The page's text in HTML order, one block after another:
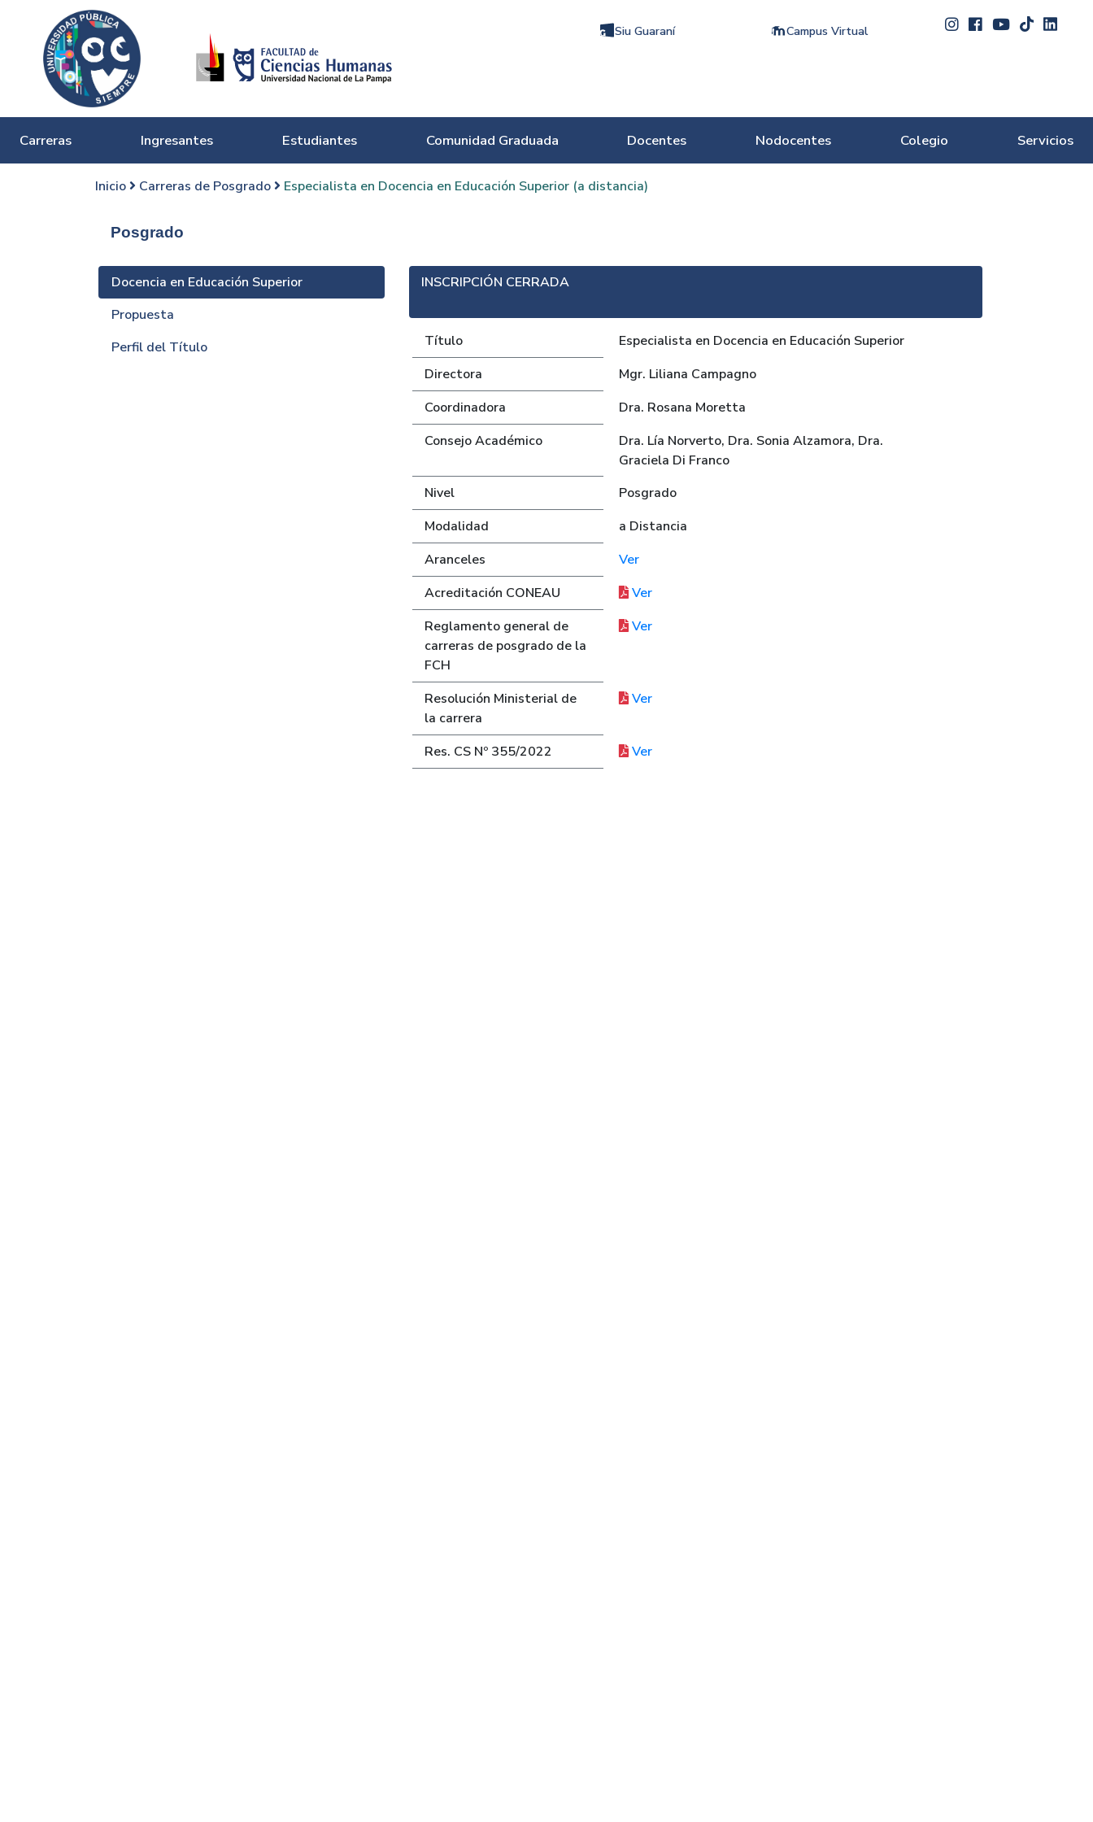
Siu Guaraní Campus Virtual
Carreras Ingresantes Estudiantes Comunidad Graduada Docentes Nodocentes Colegio Servicios
Inicio Carreras de Posgrado Especialista en Docencia en Educación Superior (a distancia)
Posgrado
Docencia en Educación Superior
Propuesta
Perfil del Título
INSCRIPCIÓN CERRADA
Título
Especialista en Docencia en Educación Superior
Directora
Mgr. Liliana Campagno
Coordinadora
Dra. Rosana Moretta
Consejo Académico
Dra. Lía Norverto, Dra. Sonia Alzamora, Dra.
Graciela Di Franco
Nivel
Posgrado
Modalidad
a Distancia
Aranceles
Ver
Acreditación CONEAU
Ver
Reglamento general de
carreras de posgrado de la
FCH
Ver
Resolución Ministerial de
la carrera
Ver
Res. CS Nº 355/2022 Ver